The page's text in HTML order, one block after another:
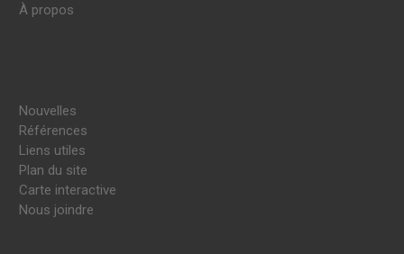
À propos
Nouvelles
Références
Liens utiles
Plan du site
Carte interactive
Nous joindre